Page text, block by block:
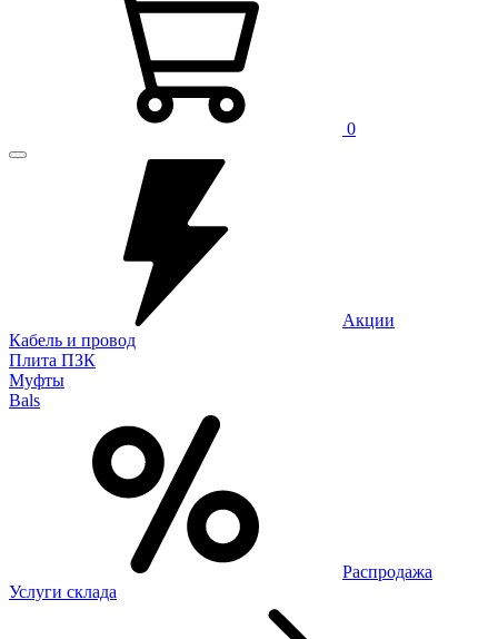
0
Акции
Кабель и провод
Плита ПЗК
Муфты
Bals
Распродажа
Услуги склада